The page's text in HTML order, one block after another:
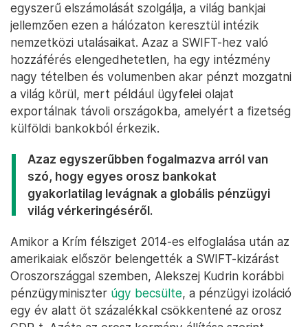
egyszerű elszámolását szolgálja, a világ bankjai
jellemzően ezen a hálózaton keresztül intézik
nemzetközi utalásaikat. Azaz a SWIFT-hez való
hozzáférés elengedhetetlen, ha egy intézmény
nagy tételben és volumenben akar pénzt mozgatni
a világ körül, mert például ügyfelei olajat
exportálnak távoli országokba, amelyért a fizetség
külföldi bankokból érkezik.
Azaz egyszerűbben fogalmazva arról van
szó, hogy egyes orosz bankokat
gyakorlatilag levágnak a globális pénzügyi
világ vérkeringéséről.
Amikor a Krím félsziget 2014-es elfoglalása után az
amerikaiak először belengették a SWIFT-kizárást
Oroszországgal szemben, Alekszej Kudrin korábbi
pénzügyminiszter úgy becsülte, a pénzügyi izoláció
egy év alatt öt százalékkal csökkentené az orosz